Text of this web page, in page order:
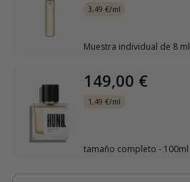
3,49 €/ml
Muestra individual de 8 ml
149,00 €
1,49 €/ml
tamaño completo - 100ml